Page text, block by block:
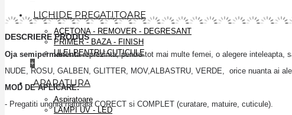
LICHIDE PREGATITOARE
ACETONA - REMOVER - DEGRESANT
PRIMER - BAZA - FINISH
ULEI PENTRU CUTICULE
+
APARATURA
Aspiratoare
LAMPI UV - LED
DESCRIERE PRODUS
Oja semipermanentareprezinta, pentru tot mai multe femei, o alegere inteleapta,
NUDE, ROSU, GALBEN, GLITTER, MOV,ALBASTRU, VERDE, orice nuanta ai
MOD DE APLICARE:
- Pregatiti unghia naturala CORECT si COMPLET (curatare, matuire, cuticule).